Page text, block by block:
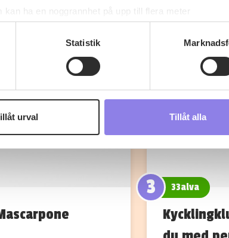
ha en noggrannhet på upp till flera meter
specifika kännetecken (fingeravtryck)
och ställ in dina preferenser i
detaljsektionen. Du
är 25 år eller äldre.
har samlat in när du har använt deras tjänster.
Statistik
urval Tillåt alla
3 33alva